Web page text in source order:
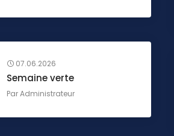
07.06.2026
Semaine verte
ParAdministrateur